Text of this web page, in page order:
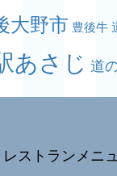
大野市 豊後牛
あさじ 道
ストランメニ